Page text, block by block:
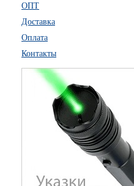
ОПТ
Доставка
Оплата
Контакты